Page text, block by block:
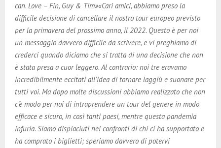
can. Love – Fin, Guy & Tim»«Cari amici, abbiamo preso la
difficile decisione di cancellare il nostro tour europeo previsto
per la primavera del prossimo anno, il 2022. Questo è per noi
un messaggio davvero difficile da scrivere, e vi preghiamo di
crederci quando diciamo che si tratta di una decisione che non
è stata presa a cuor leggero. Al contrario: noi tre eravamo
incredibilmente eccitati all’idea di tornare laggiù e suonare per
tutti voi. Ma dopo molte discussioni abbiamo realizzato che non
c’è modo per noi di intraprendere un tour del genere in modo
efficace e sicuro, in così tanti paesi, mentre questa pandemia
infuria. Siamo dispiaciuti nei confronti di chi ci ha supportato e
ha comprato i biglietti; speriamo davvero di potervi